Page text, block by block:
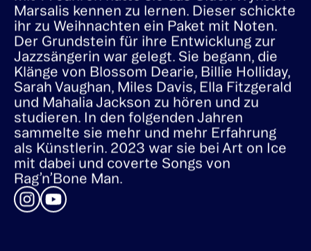
Marsalis kennen zu lernen. Dieser schickte
ihr zu Weihnachten ein Paket mit Noten.
Der Grundstein für ihre Entwicklung zur
Jazzsängerin war gelegt. Sie begann, die
Klänge von Blossom Dearie, Billie Holliday,
Sarah Vaughan, Miles Davis, Ella Fitzgerald
und Mahalia Jackson zu hören und zu
studieren. In den folgenden Jahren
sammelte sie mehr und mehr Erfahrung
als Künstlerin. 2023 war sie bei Art on Ice
mit dabei und coverte Songs von
Rag’n’Bone Man.